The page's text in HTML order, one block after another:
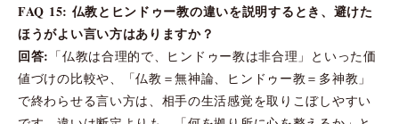
FAQ 15: 仏教とヒンドゥー教の違いを説明するとき、避けた
ほうがよい言い方はありますか？
回答: 「仏教は合理的で、ヒンドゥー教は非合理」といった価
値づけの比較や、「仏教＝無神論、ヒンドゥー教＝多神教」
で終わらせる言い方は、相手の生活感覚を取りこぼしやすい